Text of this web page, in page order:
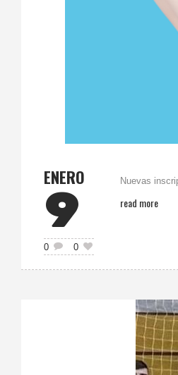
ENERO
9
0 0
Nuevas
read more